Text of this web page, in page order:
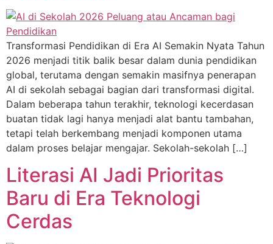
Transformasi Pendidikan di Era AI Semakin Nyata Tahun
2026 menjadi titik balik besar dalam dunia pendidikan
global, terutama dengan semakin masifnya penerapan
AI di sekolah sebagai bagian dari transformasi digital.
Dalam beberapa tahun terakhir, teknologi kecerdasan
buatan tidak lagi hanya menjadi alat bantu tambahan,
tetapi telah berkembang menjadi komponen utama
dalam proses belajar mengajar. Sekolah-sekolah […]
Literasi AI Jadi Prioritas
Baru di Era Teknologi
Cerdas